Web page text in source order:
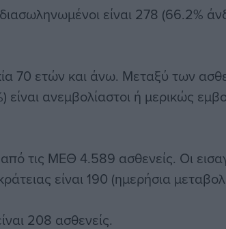
είναι 278 (66.2%
70 ετών και άνω. Μεταξύ των
ανεμβολίαστοι ή μερικώς
τις ΜΕΘ 4.589 ασθενείς. Οι
είναι 190 (ημερήσια
208 ασθενείς.